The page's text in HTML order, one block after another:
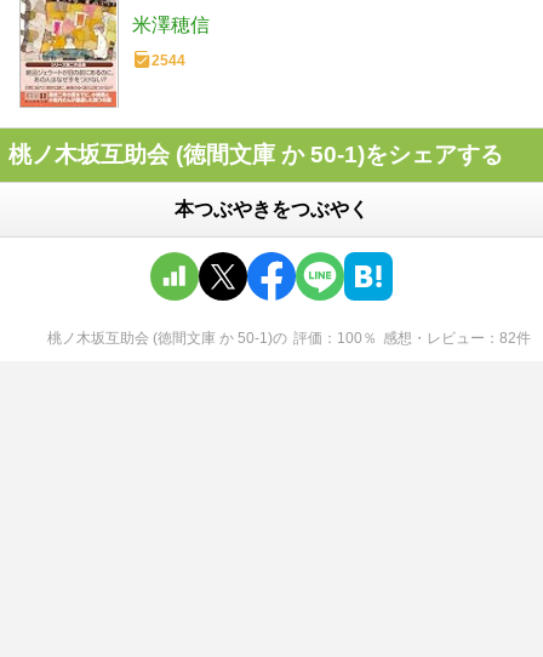
米澤穂信
2544
桃ノ木坂互助会 (徳間文庫 か 50-1)をシェアする
本つぶやきをつぶやく
桃ノ木坂互助会 (徳間文庫 か 50-1)の 評価 100 ％ 感想・レビュー 82件